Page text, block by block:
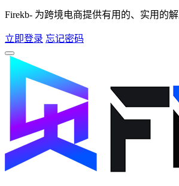
Firekb- 为跨境电商提供有用的、实用的解
立即登录 忘记密码